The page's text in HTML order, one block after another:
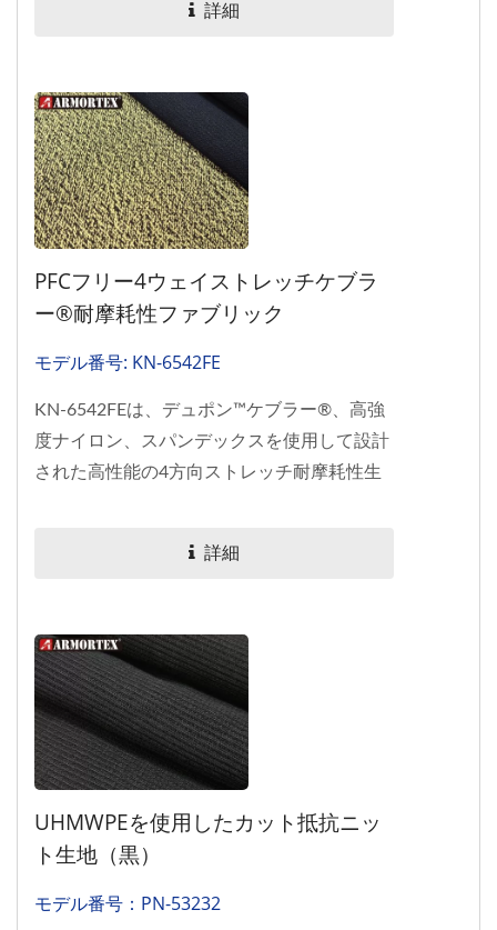
久性のあるギアに最適です。
詳細
PFCフリー4ウェイストレッチケブラ
ー®耐摩耗性ファブリック
モデル番号: KN-6542FE
KN-6542FEは、デュポン™ケブラー®、高強
度ナイロン、スパンデックスを使用して設計
された高性能の4方向ストレッチ耐摩耗性生
詳細
UHMWPEを使用したカット抵抗ニッ
ト生地（黒）
モデル番号：PN-53232